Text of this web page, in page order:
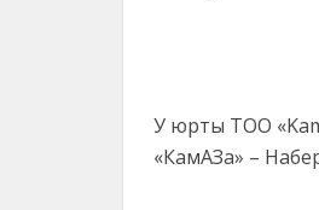
У юрты ТОО
«КамАЗа» –